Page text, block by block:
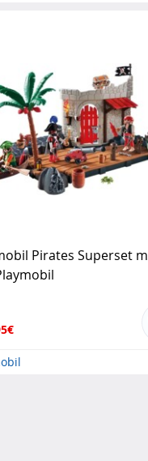
Pirates Superset